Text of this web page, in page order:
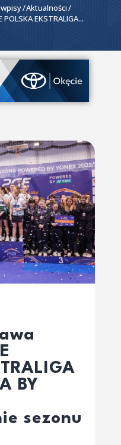
Aktualności
EKSTRALIGA...
BY
sezonu